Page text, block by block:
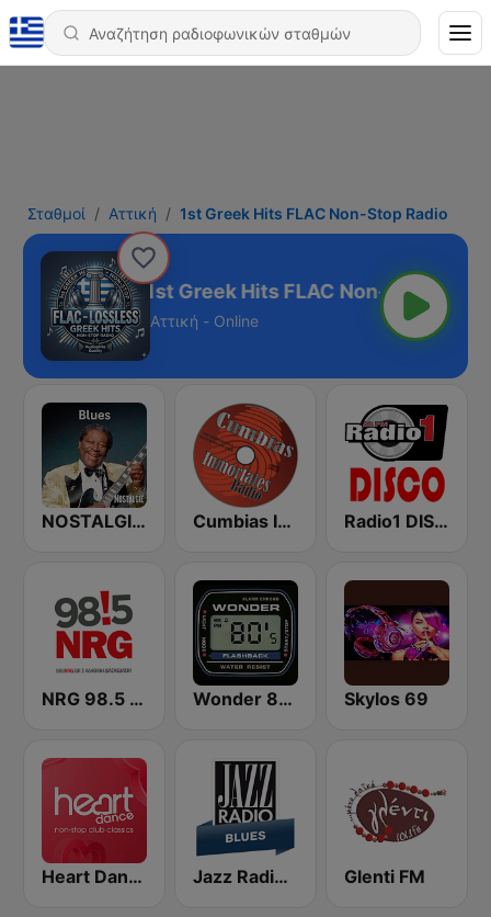
Σταθμοί Αττική 1st Greek Hits FLAC Non-Stop Radio
1st Greek Hits FLAC Non-Stop Radio
Αττική - Online
NOSTALGIE BLUES Cumbias Inmortales Radio Radio1 DISCO
NRG 98.5 FM Wonder 80's Skylos 69
Heart Dance Jazz Radio Blues Glenti FM